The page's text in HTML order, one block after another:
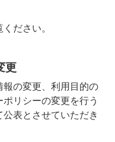
ださい。
更
報の変更、利用目的の
リシーの変更を行う
表とさせていただき